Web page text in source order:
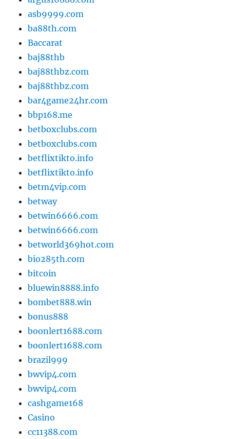
asb9999.com
ba88th.com
Baccarat
baj88thb
baj88thbz.com
baj88thbz.com
bar4game24hr.com
bbp168.me
betboxclubs.com
betboxclubs.com
betflixtikto.info
betflixtikto.info
betm4vip.com
betway
betwin6666.com
betwin6666.com
betworld369hot.com
bio285th.com
bitcoin
bluewin8888.info
bombet888.win
bonus888
boonlert1688.com
boonlert1688.com
brazil999
bwvip4.com
bwvip4.com
cashgame168
Casino
cc11388.com